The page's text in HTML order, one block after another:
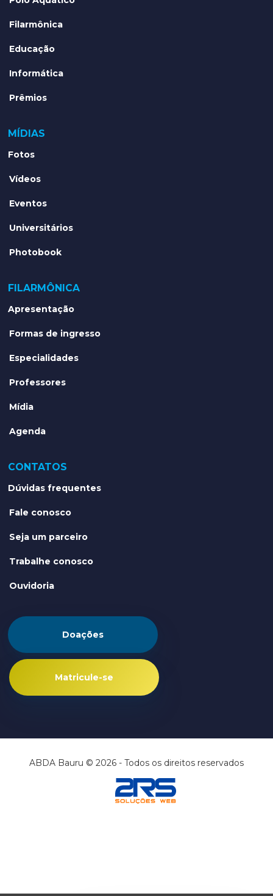
Filarmônica
Educação
Informática
Prêmios
MÍDIAS
Fotos
Vídeos
Eventos
Universitários
Photobook
FILARMÔNICA
Apresentação
Formas de ingresso
Especialidades
Professores
Mídia
Agenda
CONTATOS
Dúvidas frequentes
Fale conosco
Seja um parceiro
Trabalhe conosco
Ouvidoria
Doações
Matricule-se
ABDA Bauru © 2026 - Todos os direitos reservados